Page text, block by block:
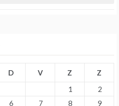
D V Z
Z
1
2
6 7 8
9